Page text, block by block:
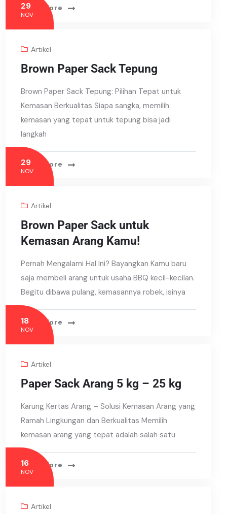
Read More
29
NOV
Artikel
Brown Paper Sack Tepung
Brown Paper Sack Tepung: Pilihan Tepat untuk
Kemasan Berkualitas Siapa sangka, memilih
kemasan yang tepat untuk tepung bisa jadi
langkah
Read More
29
NOV
Artikel
Brown Paper Sack untuk
Kemasan Arang Kamu!
Pernah Mengalami Hal Ini? Bayangkan Kamu baru
saja membeli arang untuk usaha BBQ kecil-kecilan.
Begitu dibawa pulang, kemasannya robek, isinya
Read More
18
NOV
Artikel
Paper Sack Arang 5 kg – 25 kg
Karung Kertas Arang – Solusi Kemasan Arang yang
Ramah Lingkungan dan Berkualitas Memilih
kemasan arang yang tepat adalah salah satu
Read More
16
NOV
Artikel